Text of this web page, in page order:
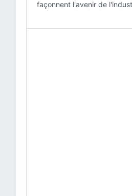
façonnent l'avenir de